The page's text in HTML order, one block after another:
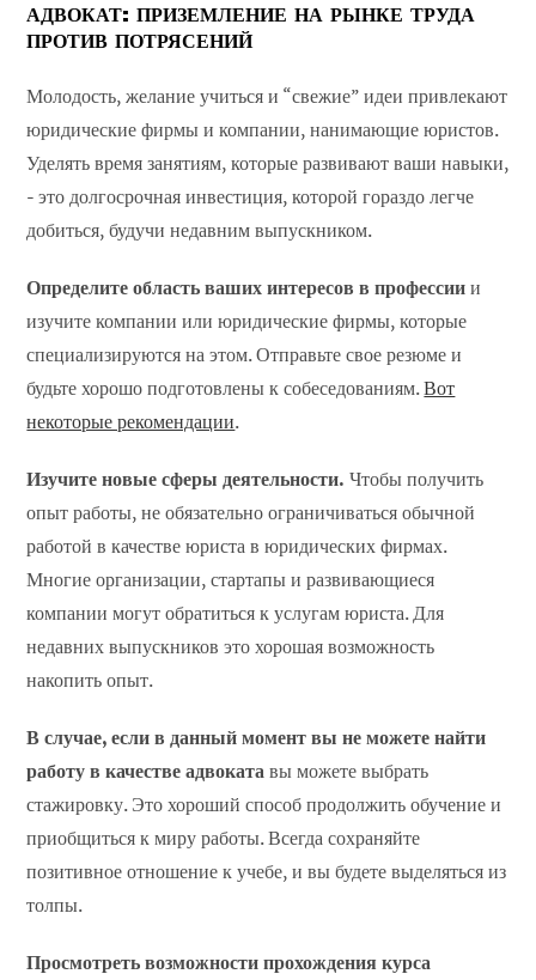
АДВОКАТ: ПРИЗЕМЛЕНИЕ НА РЫНКЕ ТРУДА
ПРОТИВ ПОТРЯСЕНИЙ
Молодость, желание учиться и “свежие” идеи привлекают
юридические фирмы и компании, нанимающие юристов.
Уделять время занятиям, которые развивают ваши навыки,
- это долгосрочная инвестиция, которой гораздо легче
добиться, будучи недавним выпускником.
Определите область ваших интересов в профессиии
изучите компании или юридические фирмы, которые
специализируются на этом. Отправьте свое резюме и
будьте хорошо подготовлены к собеседованиям.Вот
некоторые рекомендации.
Изучите новые сферы деятельности. Чтобы получить
опыт работы, не обязательно ограничиваться обычной
работой в качестве юриста в юридических фирмах.
Многие организации, стартапы и развивающиеся
компании могут обратиться к услугам юриста. Для
недавних выпускников это хорошая возможность
накопить опыт.
В случае, если в данный момент вы не можете найти
работу в качестве адвокатавы можете выбрать
стажировку. Это хороший способ продолжить обучение и
приобщиться к миру работы. Всегда сохраняйте
позитивное отношение к учебе, и вы будете выделяться из
толпы.
Просмотреть возможности прохождения курса